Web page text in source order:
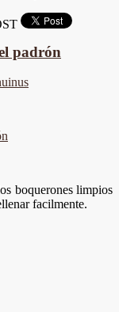
padrón
boquerones limpios
facilmente.